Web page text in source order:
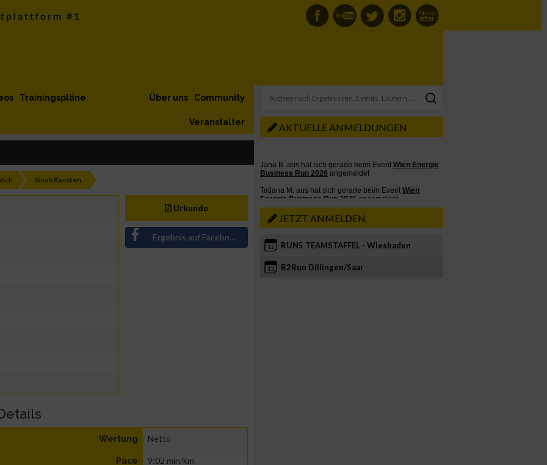
Trainingspläne Community
Über uns
Veranstalter
Sinah Kersten
Urkunde
Ergebnis auf Facebook teilen
Wertung Netto
Pace 9:02 min/km
AKTUELLE ANMELDUNGEN
JETZT ANMELDEN
12 RUN5 TEAMSTAFFEL - Wiesbaden
13 B2Run Dillingen/Saar